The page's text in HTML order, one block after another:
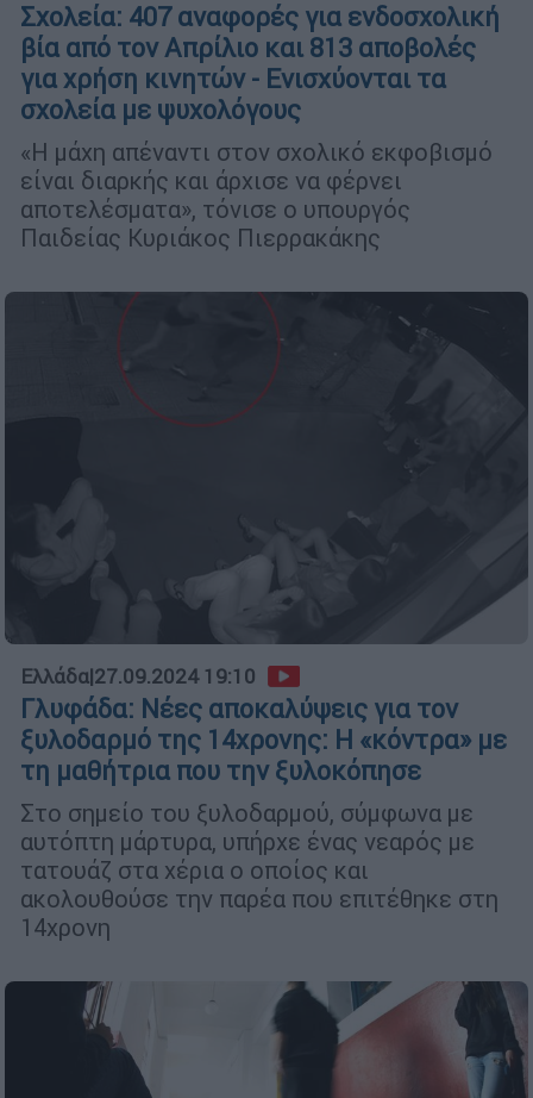
Σχολεία: 407 αναφορές για ενδοσχολική
βία από τον Απρίλιο και 813 αποβολές
για χρήση κινητών - Ενισχύονται τα
σχολεία με ψυχολόγους
«Η μάχη απέναντι στον σχολικό εκφοβισμό
είναι διαρκής και άρχισε να φέρνει
αποτελέσματα», τόνισε ο υπουργός
Παιδείας Κυριάκος Πιερρακάκης
Ελλάδα|27.09.2024 19:10
Γλυφάδα: Νέες αποκαλύψεις για τον
ξυλοδαρμό της 14χρονης: Η «κόντρα» με
τη μαθήτρια που την ξυλοκόπησε
Στο σημείο του ξυλοδαρμού, σύμφωνα με
αυτόπτη μάρτυρα, υπήρχε ένας νεαρός με
τατουάζ στα χέρια ο οποίος και
ακολουθούσε την παρέα που επιτέθηκε στη
14χρονη